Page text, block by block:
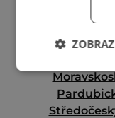
Jihočeský kraj